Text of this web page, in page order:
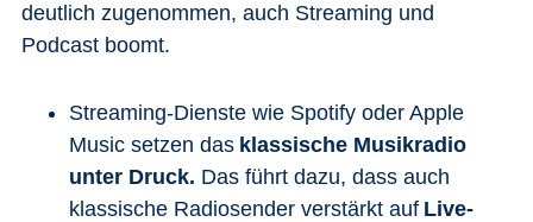
deutlich zugenommen, auch Streaming und
Podcast boomt.
Streaming-Dienste wie Spotify oder Apple
Music setzen das klassische Musikradio
unter Druck. Das führt dazu, dass auch
klassische Radiosender verstärkt auf Live-